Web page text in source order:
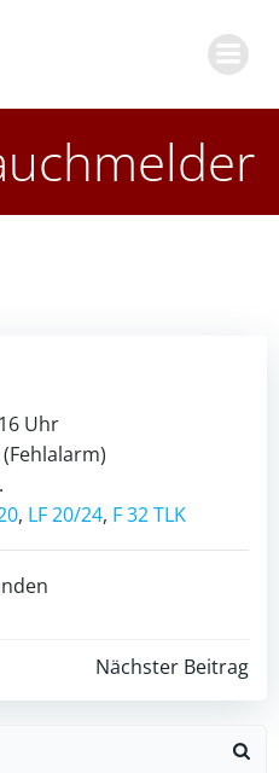
Uhr
, LF 20/24, F 32 TLK
Post
navigation
Nächster Beitrag